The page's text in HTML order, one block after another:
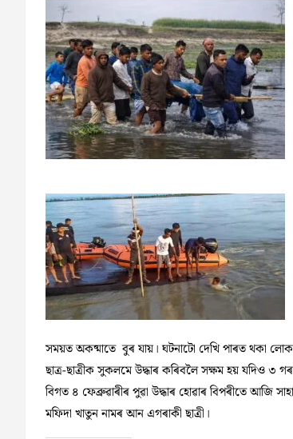
সময়ত অকষ্মাতে বুৰ যায়। ঘটনাটো দেখি পাৰত থকা
ছাত্ৰ-ছাত্ৰীক সুকলমে উদ্ধাৰ কৰিবলৈ সক্ষম হয় যদিও ৩
বিগত ৪ ফেব্ৰুৱাৰীৰ পুৱা উদ্ধাৰ হোৱাৰ বিপৰীতে আজি
মফিদা খাতুন নামৰ আন এগৰাকী ছাত্ৰী।